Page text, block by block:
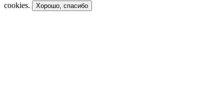
cookies.
Хорошо, спасибо